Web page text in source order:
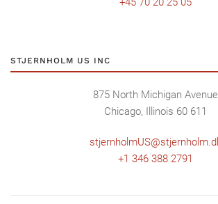
STJERNHOLM US INC
875 North Michigan Avenue
Chicago, Illinois 60 611
+1 346 388 2791